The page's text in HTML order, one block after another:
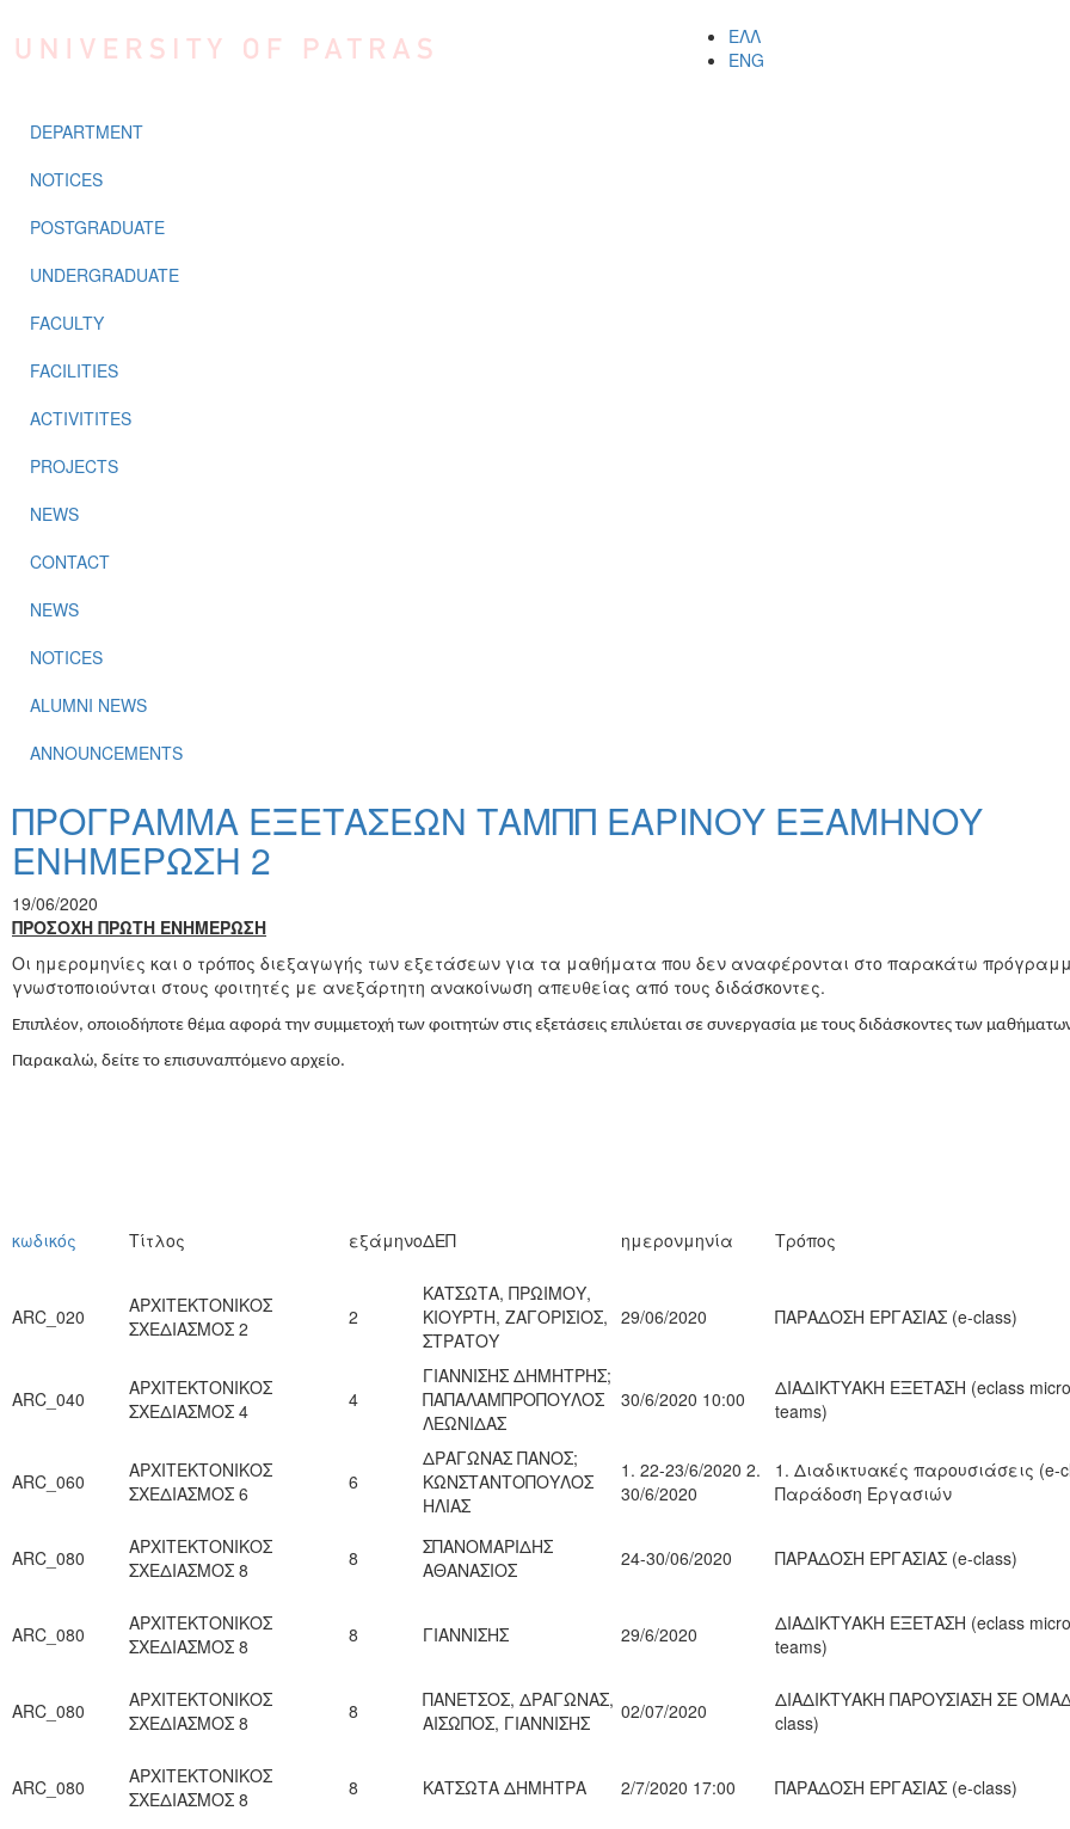
ΕΛΛ
ENG
DEPARTMENT
NOTICES
POSTGRADUATE
UNDERGRADUATE
FACULTY
FACILITIES
ACTIVITITES
PROJECTS
NEWS
CONTACT
NEWS
NOTICES
ALUMNI NEWS
ANNOUNCEMENTS
ΠΡΟΓΡΑΜΜΑ ΕΞΕΤΑΣΕΩΝ ΤΑΜΠΠ ΕΑΡΙΝΟΥ ΕΞΑΜΗΝΟΥ
ΕΝΗΜΕΡΩΣΗ 2
19/06/2020
ΠΡΟΣΟΧΗ ΠΡΩΤΗ ΕΝΗΜΕΡΩΣΗ
Οι ημερομηνίες και ο τρόπος διεξαγωγής των εξετάσεων για τα μαθήματα που δεν αναφέρονται στο παρακάτω
γνωστοποιούνται στους φοιτητές με ανεξάρτητη ανακοίνωση απευθείας από τους διδάσκοντες.
Επιπλέον, οποιοδήποτε θέμα αφορά την συμμετοχή των φοιτητών στις εξετάσεις επιλύεται σε συνεργασία με τους διδάσκοντες των
Παρακαλώ, δείτε το επισυναπτόμενο αρχείο.
κωδικός Τίτλος εξάμηνοΔΕΠ ημερονμηνία Τρόπος
ARC_020
ΑΡΧΙΤΕΚΤΟΝΙΚΟΣ
ΣΧΕΔΙΑΣΜΟΣ 2
2
ΚΑΤΣΩΤΑ, ΠΡΩΙΜΟΥ,
ΚΙΟΥΡΤΗ, ΖΑΓΟΡΙΣΙΟΣ,
ΣΤΡΑΤΟΥ
29/06/2020 ΠΑΡΑΔΟΣΗ ΕΡΓΑΣΙΑΣ (e-class)
ARC_040
ΑΡΧΙΤΕΚΤΟΝΙΚΟΣ
ΣΧΕΔΙΑΣΜΟΣ 4
4
ΓΙΑΝΝΙΣΗΣ ΔΗΜΗΤΡΗΣ;
ΠΑΠΑΛΑΜΠΡΟΠΟΥΛΟΣ
ΛΕΩΝΙΔΑΣ
30/6/2020 10:00
ΔΙΑΔΙΚΤΥΑΚΗ ΕΞΕΤΑΣΗ (eclass
teams)
ARC_060
ΑΡΧΙΤΕΚΤΟΝΙΚΟΣ
ΣΧΕΔΙΑΣΜΟΣ 6
6
ΔΡΑΓΩΝΑΣ ΠΑΝΟΣ;
ΚΩΝΣΤΑΝΤΟΠΟΥΛΟΣ
ΗΛΙΑΣ
1. 22-23/6/2020 2.
30/6/2020
1. Διαδικτυακές παρουσιάσεις (e-
Παράδοση Εργασιών
ARC_080
ΑΡΧΙΤΕΚΤΟΝΙΚΟΣ
ΣΧΕΔΙΑΣΜΟΣ 8
8
ΣΠΑΝΟΜΑΡΙΔΗΣ
ΑΘΑΝΑΣΙΟΣ
24-30/06/2020 ΠΑΡΑΔΟΣΗ ΕΡΓΑΣΙΑΣ (e-class)
ARC_080
ΑΡΧΙΤΕΚΤΟΝΙΚΟΣ
ΣΧΕΔΙΑΣΜΟΣ 8
8 ΓΙΑΝΝΙΣΗΣ 29/6/2020
ΔΙΑΔΙΚΤΥΑΚΗ ΕΞΕΤΑΣΗ (eclass
teams)
ARC_080
ΑΡΧΙΤΕΚΤΟΝΙΚΟΣ
ΣΧΕΔΙΑΣΜΟΣ 8
8
ΠΑΝΕΤΣΟΣ, ΔΡΑΓΩΝΑΣ,
ΑΙΣΩΠΟΣ, ΓΙΑΝΝΙΣΗΣ
02/07/2020
ΔΙΑΔΙΚΤΥΑΚΗ ΠΑΡΟΥΣΙΑΣΗ ΣΕ
class)
ARC_080
ΑΡΧΙΤΕΚΤΟΝΙΚΟΣ
ΣΧΕΔΙΑΣΜΟΣ 8
8 ΚΑΤΣΩΤΑ ΔΗΜΗΤΡΑ 2/7/2020 17:00 ΠΑΡΑΔΟΣΗ ΕΡΓΑΣΙΑΣ (e-class)